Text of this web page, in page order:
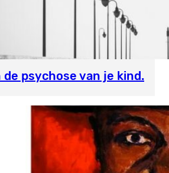
de psychose van je kind.